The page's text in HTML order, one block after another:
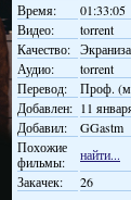
Время:
01:33:05
Видео:
torrent
Качество:
Аудио:
torrent
Перевод:
Проф.
Добавлен: 11
Добавил:
GGastm
Похожие
фильмы:
найти...
Закачек:
26